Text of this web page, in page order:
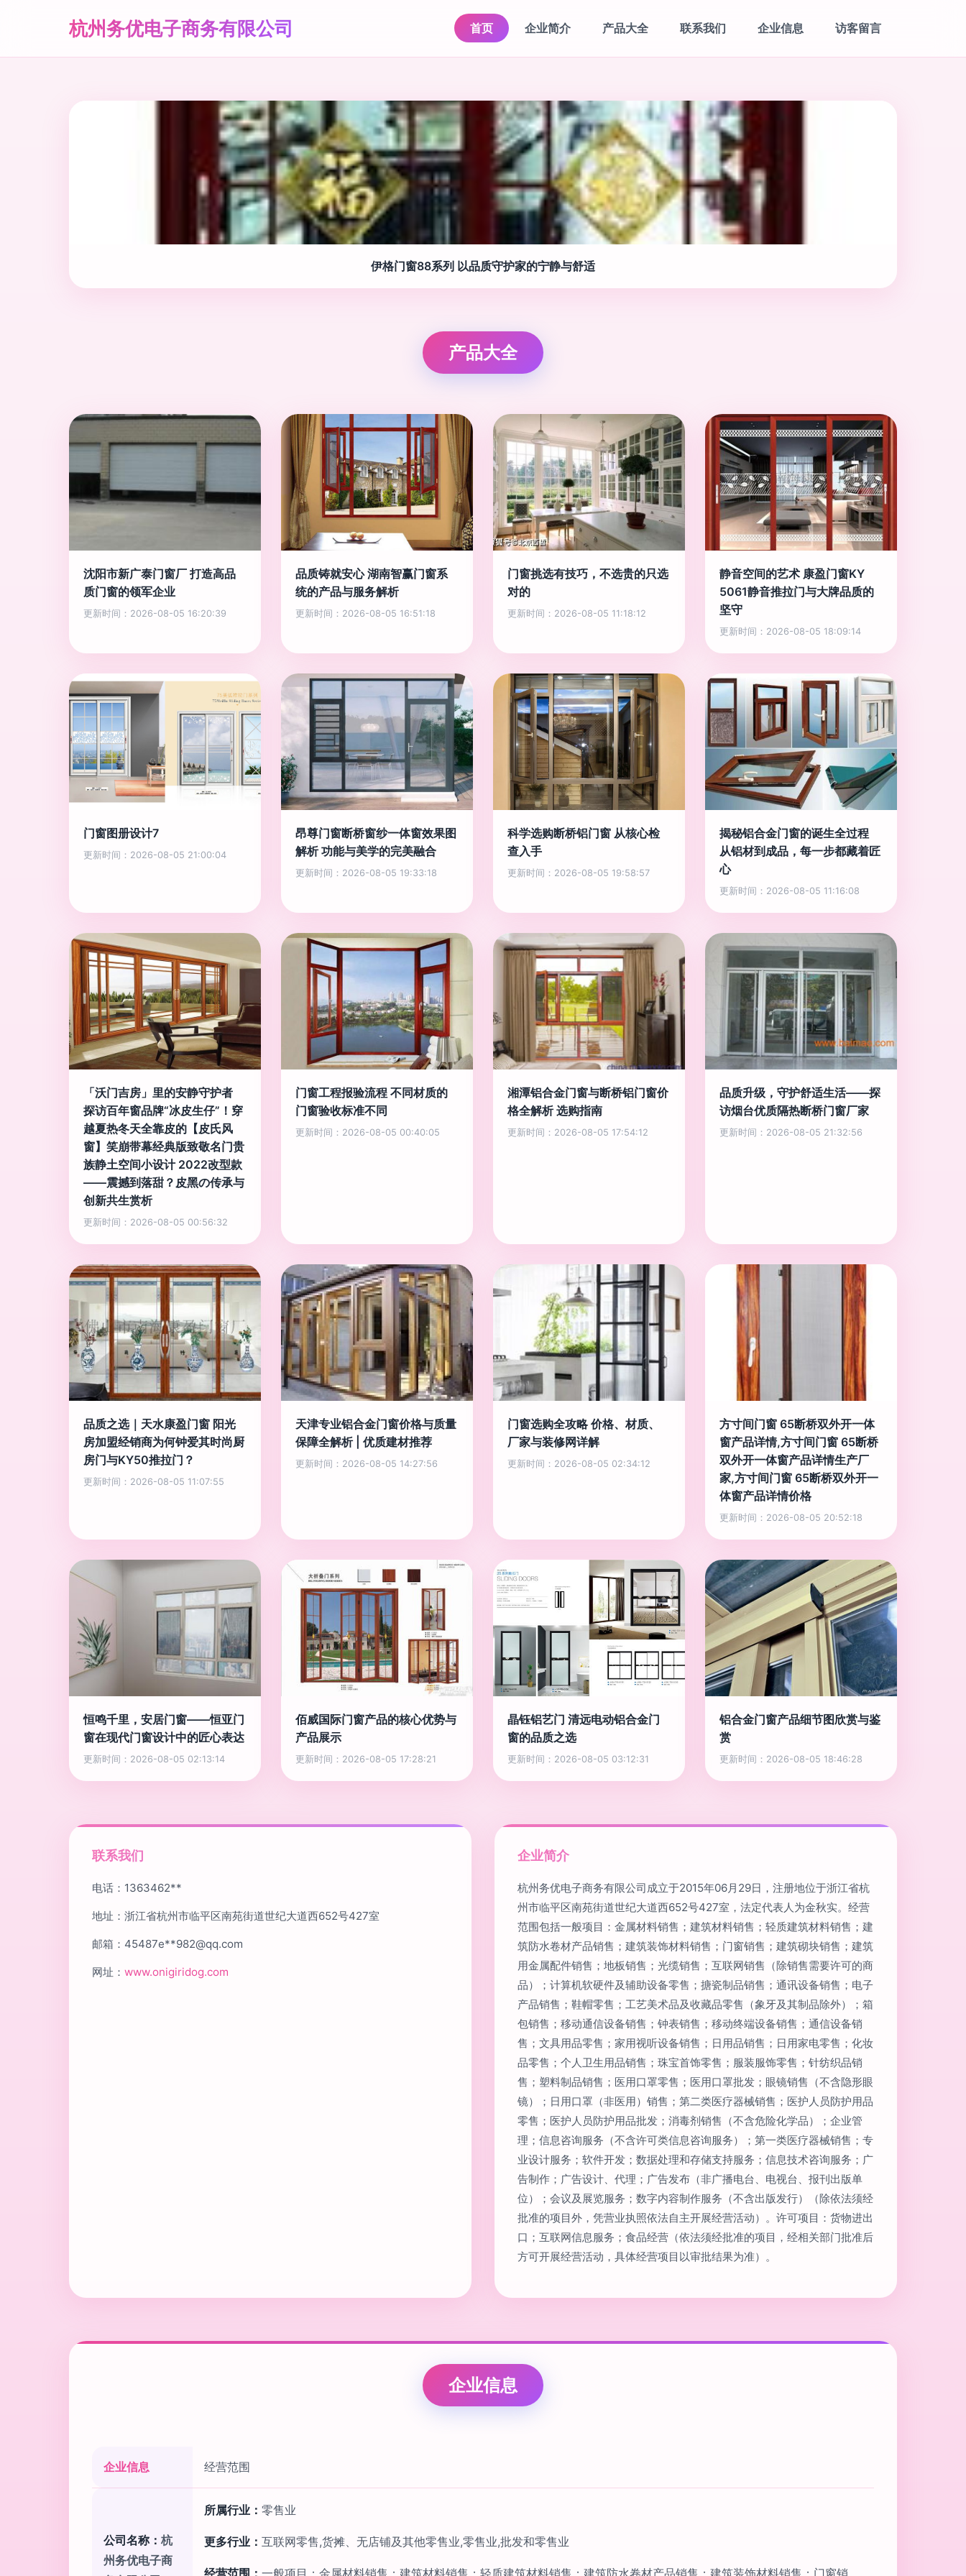
杭州务优电子商务有限公司 首页 企业简介 产品大全 联系我们 企业信息 访客留言
伊格门窗88系列 以品质守护家的宁静与舒适
产品大全
沈阳市新广泰门窗厂 打造高品
质门窗的领军企业
更新时间：2026-08-05 16:20:39
品质铸就安心 湖南智赢门窗系
统的产品与服务解析
更新时间：2026-08-05 16:51:18
门窗挑选有技巧，不选贵的只选
对的
更新时间：2026-08-05 11:18:12
静音空间的艺术 康盈门窗KY
5061静音推拉门与大牌品质的
坚守
更新时间：2026-08-05 18:09:14
门窗图册设计7
更新时间：2026-08-05 21:00:04
昂尊门窗断桥窗纱一体窗效果图
解析 功能与美学的完美融合
更新时间：2026-08-05 19:33:18
科学选购断桥铝门窗 从核心检
查入手
更新时间：2026-08-05 19:58:57
揭秘铝合金门窗的诞生全过程
从铝材到成品，每一步都藏着匠
心
更新时间：2026-08-05 11:16:08
「沃门吉房」里的安静守护者
探访百年窗品牌“冰皮生仔”！穿
越夏热冬天全靠皮的【皮氏风
窗】笑崩带幕经典版致敬名门贵
族静土空间小设计 2022改型款
——震撼到落甜？皮黑の传承与
创新共生赏析
更新时间：2026-08-05 00:56:32
门窗工程报验流程 不同材质的
门窗验收标准不同
更新时间：2026-08-05 00:40:05
湘潭铝合金门窗与断桥铝门窗价
格全解析 选购指南
更新时间：2026-08-05 17:54:12
品质升级，守护舒适生活——探
访烟台优质隔热断桥门窗厂家
更新时间：2026-08-05 21:32:56
品质之选｜天水康盈门窗 阳光
房加盟经销商为何钟爱其时尚厨
房门与KY50推拉门？
更新时间：2026-08-05 11:07:55
天津专业铝合金门窗价格与质量
保障全解析 | 优质建材推荐
更新时间：2026-08-05 14:27:56
门窗选购全攻略 价格、材质、
厂家与装修网详解
更新时间：2026-08-05 02:34:12
方寸间门窗 65断桥双外开一体
窗产品详情,方寸间门窗 65断桥
双外开一体窗产品详情生产厂
家,方寸间门窗 65断桥双外开一
体窗产品详情价格
更新时间：2026-08-05 20:52:18
恒鸣千里，安居门窗——恒亚门
窗在现代门窗设计中的匠心表达
更新时间：2026-08-05 02:13:14
佰威国际门窗产品的核心优势与
产品展示
更新时间：2026-08-05 17:28:21
晶钰铝艺门 清远电动铝合金门
窗的品质之选
更新时间：2026-08-05 03:12:31
铝合金门窗产品细节图欣赏与鉴
赏
更新时间：2026-08-05 18:46:28
联系我们
电话：1363462**
地址：浙江省杭州市临平区南苑街道世纪大道西652号427室
邮箱：45487e**982@qq.com
网址： www.onigiridog.com
企业简介
杭州务优电子商务有限公司成立于2015年06月29日，注册地位于浙江省杭
州市临平区南苑街道世纪大道西652号427室，法定代表人为金秋实。经营
范围包括一般项目：金属材料销售；建筑材料销售；轻质建筑材料销售；建
筑防水卷材产品销售；建筑装饰材料销售；门窗销售；建筑砌块销售；建筑
用金属配件销售；地板销售；光缆销售；互联网销售（除销售需要许可的商
品）；计算机软硬件及辅助设备零售；搪瓷制品销售；通讯设备销售；电子
产品销售；鞋帽零售；工艺美术品及收藏品零售（象牙及其制品除外）；箱
包销售；移动通信设备销售；钟表销售；移动终端设备销售；通信设备销
售；文具用品零售；家用视听设备销售；日用品销售；日用家电零售；化妆
品零售；个人卫生用品销售；珠宝首饰零售；服装服饰零售；针纺织品销
售；塑料制品销售；医用口罩零售；医用口罩批发；眼镜销售（不含隐形眼
镜）；日用口罩（非医用）销售；第二类医疗器械销售；医护人员防护用品
零售；医护人员防护用品批发；消毒剂销售（不含危险化学品）；企业管
理；信息咨询服务（不含许可类信息咨询服务）；第一类医疗器械销售；专
业设计服务；软件开发；数据处理和存储支持服务；信息技术咨询服务；广
告制作；广告设计、代理；广告发布（非广播电台、电视台、报刊出版单
位）；会议及展览服务；数字内容制作服务（不含出版发行）（除依法须经
批准的项目外，凭营业执照依法自主开展经营活动）。许可项目：货物进出
口；互联网信息服务；食品经营（依法须经批准的项目，经相关部门批准后
方可开展经营活动，具体经营项目以审批结果为准）。
企业信息
企业信息 经营范围
公司名称： 杭
州务优电子商
所属行业： 零售业
更多行业： 互联网零售,货摊、无店铺及其他零售业,零售业,批发和零售业
经营范围： 一般项目：金属材料销售；建筑材料销售；轻质建筑材料销售；建筑防水卷材产品销售；建筑装饰材料销售；门窗销